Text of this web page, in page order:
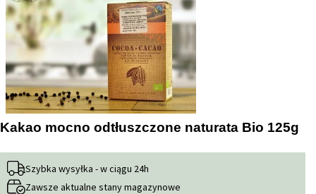
Kakao mocno odtłuszczone naturata Bio 125g
Szybka wysyłka - w ciągu 24h
Zawsze aktualne stany magazynowe